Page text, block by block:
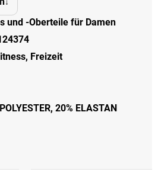
und -Oberteile für Damen
, Freizeit
20% ELASTAN